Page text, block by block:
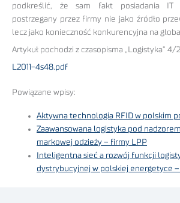
podkreślić, że sam fakt posiadania IT
postrzegany przez firmy nie jako źródło
lecz jako konieczność konkurencyjna na
Artykuł pochodzi z czasopisma „Logistyka” 4/
L2011-4s48.pdf
Powiązane wpisy:
Aktywna technologia RFID w polskim
Zaawansowana logistyka pod
markowej odzieży – firmy LPP
Inteligentna sieć a rozwój funkcji
dystrybucyjnej w polskiej energetyce –